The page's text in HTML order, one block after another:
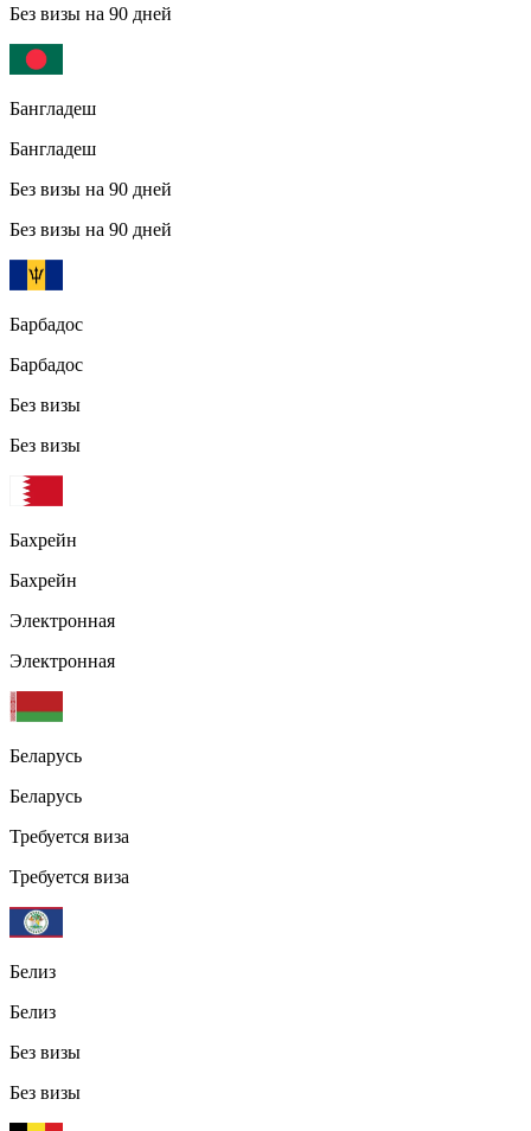
Без визы на 90 дней
Бангладеш
Бангладеш
Без визы на 90 дней
Без визы на 90 дней
Барбадос
Барбадос
Без визы
Без визы
Бахрейн
Бахрейн
Электронная
Электронная
Беларусь
Беларусь
Требуется виза
Требуется виза
Белиз
Белиз
Без визы
Без визы